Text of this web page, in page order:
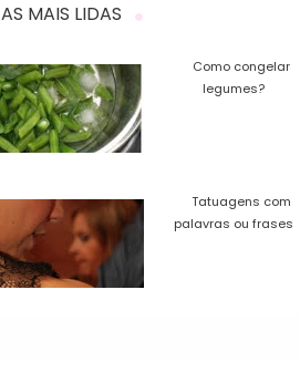
AS MAIS LIDAS
Como congelar
legumes?
Tatuagens com
palavras ou frases